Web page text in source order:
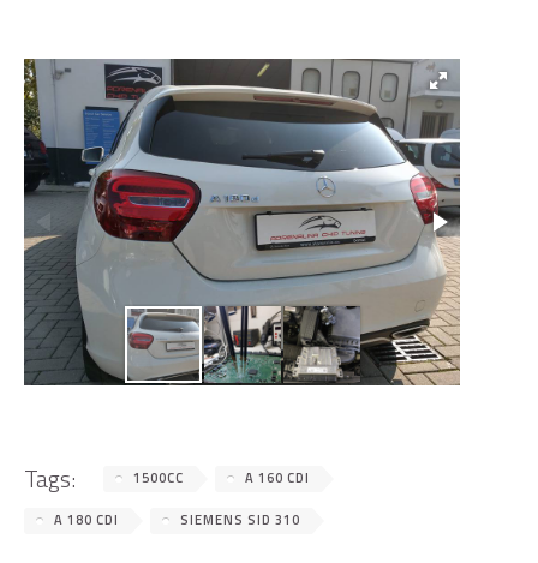
Tags: 1500CC A 160 CDI
A 180 CDI SIEMENS SID 310